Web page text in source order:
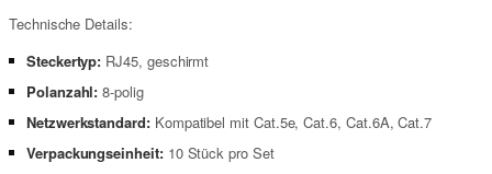
Technische Details:
Steckertyp: RJ45, geschirmt
Polanzahl: 8-polig
Netzwerkstandard:Kompatibel mit Cat.5e, Cat.6, Cat.6A, Cat.7
Verpackungseinheit:10 Stück pro Set